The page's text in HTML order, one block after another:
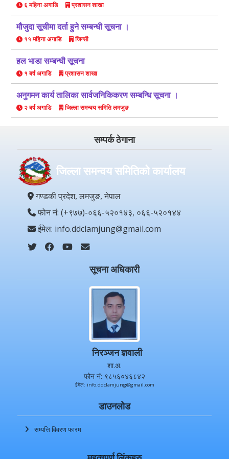
६ महिना अगाडि प्रशासन शाखा
मौजुदा सूचीमा दर्ता हुने सम्बन्धी सूचना ।
११ महिना अगाडि जिन्सी
हल भाडा सम्बन्धी सूचना
१ बर्ष अगाडि प्रशासन शाखा
अनुगमन कार्य तालिका सार्वजनिकिकरण सम्बन्धि सूचना ।
२ बर्ष अगाडि जिल्ला समन्वय समिति लमजुङ
सम्पर्क ठेगाना
जिल्ला समन्वय समितिको कार्यालय
गण्डकी प्रदेश, लमजुङ, नेपाल
फोन नं: (+९७७)-०६६-५२०१४३, ०६६-५२०१४४
ईमेल: info.ddclamjung@gmail.com
सूचना अधिकारी
निरञ्जन ज्ञवाली
शा.अ.
फोन नं: ९८५६०४६८४२
ईमेल: info.ddclamjung@gmail.com
डाउनलोड
सम्पत्ति विवरण फारम